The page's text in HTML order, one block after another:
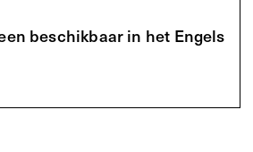
beschikbaar in het Engels